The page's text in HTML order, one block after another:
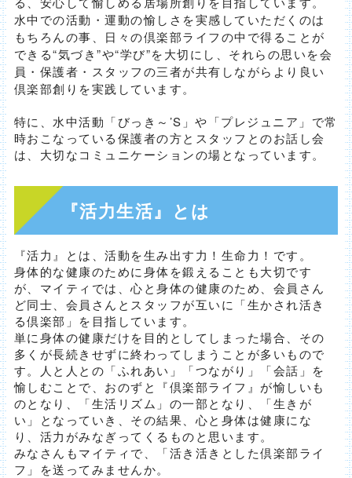
水中での活動・運動の愉しさを実感していただくのは
もちろんの事、日々の倶楽部ライフの中で得ることが
できる“気づき”や“学び”を大切にし、それらの思いを会
員・保護者・スタッフの三者が共有しながらより良い
倶楽部創りを実践しています。
特に、水中活動「びっき～’S」や「プレジュニア」で常
時おこなっている保護者の方とスタッフとのお話し会
は、大切なコミュニケーションの場となっています。
『活力生活』とは
『活力』とは、活動を生み出す力！生命力！です。
身体的な健康のために身体を鍛えることも大切です
が、マイティでは、心と身体の健康のため、会員さん
ど同士、会員さんとスタッフが互いに「生かされ活き
る倶楽部」を目指しています。
単に身体の健康だけを目的としてしまった場合、その
多くが長続きせずに終わってしまうことが多いもので
す。人と人との「ふれあい」「つながり」「会話」を
愉しむことで、おのずと『倶楽部ライフ』が愉しいも
のとなり、「生活リズム」の一部となり、「生きが
い」となっていき、その結果、心と身体は健康にな
り、活力がみなぎってくるものと思います。
みなさんもマイティで、「活き活きとした倶楽部ライ
フ」を送ってみませんか。